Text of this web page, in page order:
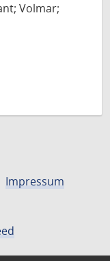
Volmar;
Impressum